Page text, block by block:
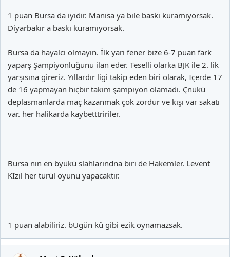
1 puan Bursa da iyidir. Manisa ya bile baskı kuramıyorsak.
Diyarbakır a baskı kuramıyorsak.
Bursa da hayalci olmayın. İlk yarı fener bize 6-7 puan fark
yaparş Şampiyonluğunu ilan eder. Teselli olarka BJK ile 2. lik
yarşısına gireriz. Yıllardır ligi takip eden biri olarak, İçerde 17
de 16 yapmayan hiçbir takım şampiyon olamadı. Çnükü
deplasmanlarda maç kazanmak çok zordur ve kışı var sakatı
var. her halikarda kaybetttririler.
Bursa nın en byükü slahlarındna biri de Hakemler. Levent
KIzıl her türül oyunu yapacaktır.
1 puan alabiliriz. bUgün kü gibi ezik oynamazsak.